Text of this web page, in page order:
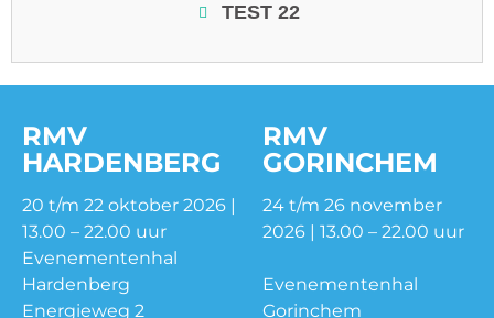
TEST 22
RMV
HARDENBERG
20 t/m 22 oktober 2026 |
13.00 – 22.00 uur
Evenementenhal
Hardenberg
Energieweg 2
RMV
GORINCHEM
24 t/m 26 november
2026 | 13.00 – 22.00 uur
Evenementenhal
Gorinchem